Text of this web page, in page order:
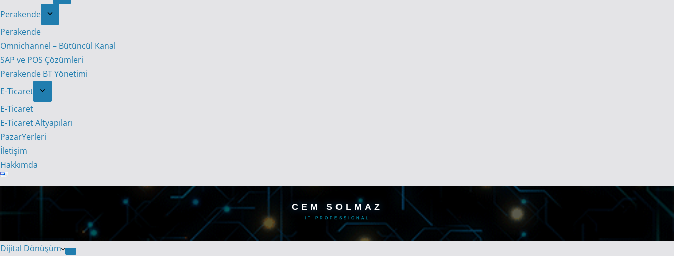
Perakende
Perakende
Omnichannel – Bütüncül Kanal
SAP ve POS Çözümleri
Perakende BT Yönetimi
E-Ticaret
E-Ticaret
E-Ticaret Altyapıları
PazarYerleri
İletişim
Hakkımda
CEM SOLMAZ
IT PROFESSIONAL
Dijital Dönüşüm